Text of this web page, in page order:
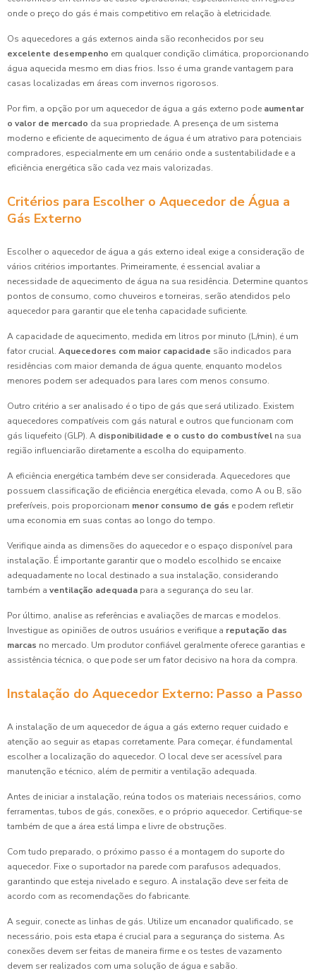
onde o preço do gás é mais competitivo em relação à eletricidade.
Os aquecedores a gás externos ainda são reconhecidos por seu
excelente desempenho em qualquer condição climática, proporcionando
água aquecida mesmo em dias frios. Isso é uma grande vantagem para
casas localizadas em áreas com invernos rigorosos.
Por fim, a opção por um aquecedor de água a gás externo pode aumentar
o valor de mercado da sua propriedade. A presença de um sistema
moderno e eficiente de aquecimento de água é um atrativo para potenciais
compradores, especialmente em um cenário onde a sustentabilidade e a
eficiência energética são cada vez mais valorizadas.
Critérios para Escolher o Aquecedor de Água a
Gás Externo
Escolher o aquecedor de água a gás externo ideal exige a consideração de
vários critérios importantes. Primeiramente, é essencial avaliar a
necessidade de aquecimento de água na sua residência. Determine quantos
pontos de consumo, como chuveiros e torneiras, serão atendidos pelo
aquecedor para garantir que ele tenha capacidade suficiente.
A capacidade de aquecimento, medida em litros por minuto (L/min), é um
fator crucial. Aquecedores com maior capacidade são indicados para
residências com maior demanda de água quente, enquanto modelos
menores podem ser adequados para lares com menos consumo.
Outro critério a ser analisado é o tipo de gás que será utilizado. Existem
aquecedores compatíveis com gás natural e outros que funcionam com
gás liquefeito (GLP). A disponibilidade e o custo do combustível na sua
região influenciarão diretamente a escolha do equipamento.
A eficiência energética também deve ser considerada. Aquecedores que
possuem classificação de eficiência energética elevada, como A ou B, são
preferíveis, pois proporcionam menor consumo de gás e podem refletir
uma economia em suas contas ao longo do tempo.
Verifique ainda as dimensões do aquecedor e o espaço disponível para
instalação. É importante garantir que o modelo escolhido se encaixe
adequadamente no local destinado a sua instalação, considerando
também a ventilação adequada para a segurança do seu lar.
Por último, analise as referências e avaliações de marcas e modelos.
Investigue as opiniões de outros usuários e verifique a reputação das
marcas no mercado. Um produtor confiável geralmente oferece garantias e
assistência técnica, o que pode ser um fator decisivo na hora da compra.
Instalação do Aquecedor Externo: Passo a Passo
A instalação de um aquecedor de água a gás externo requer cuidado e
atenção ao seguir as etapas corretamente. Para começar, é fundamental
escolher a localização do aquecedor. O local deve ser acessível para
manutenção e técnico, além de permitir a ventilação adequada.
Antes de iniciar a instalação, reúna todos os materiais necessários, como
ferramentas, tubos de gás, conexões, e o próprio aquecedor. Certifique-se
também de que a área está limpa e livre de obstruções.
Com tudo preparado, o próximo passo é a montagem do suporte do
aquecedor. Fixe o suportador na parede com parafusos adequados,
garantindo que esteja nivelado e seguro. A instalação deve ser feita de
acordo com as recomendações do fabricante.
A seguir, conecte as linhas de gás. Utilize um encanador qualificado, se
necessário, pois esta etapa é crucial para a segurança do sistema. As
conexões devem ser feitas de maneira firme e os testes de vazamento
devem ser realizados com uma solução de água e sabão.